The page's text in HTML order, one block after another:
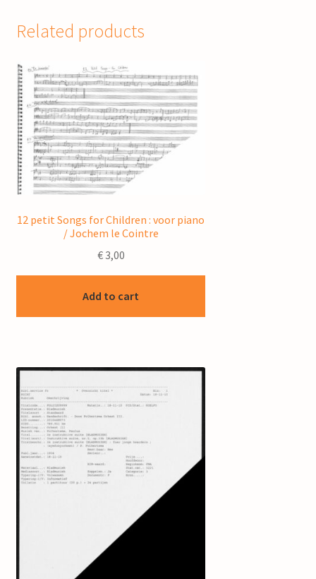
Related products
12 petit Songs for Children : voor piano
/ Jochem le Cointre
€3,00
Add to cart